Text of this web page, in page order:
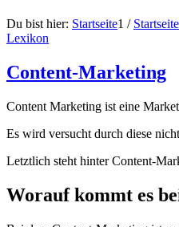
Du bist hier: Startseite1 / Startseite
Lexikon
Content-Marketing
Content Marketing ist eine
Es wird versucht durch diese
Letztlich steht hinter Content-
Worauf kommt es